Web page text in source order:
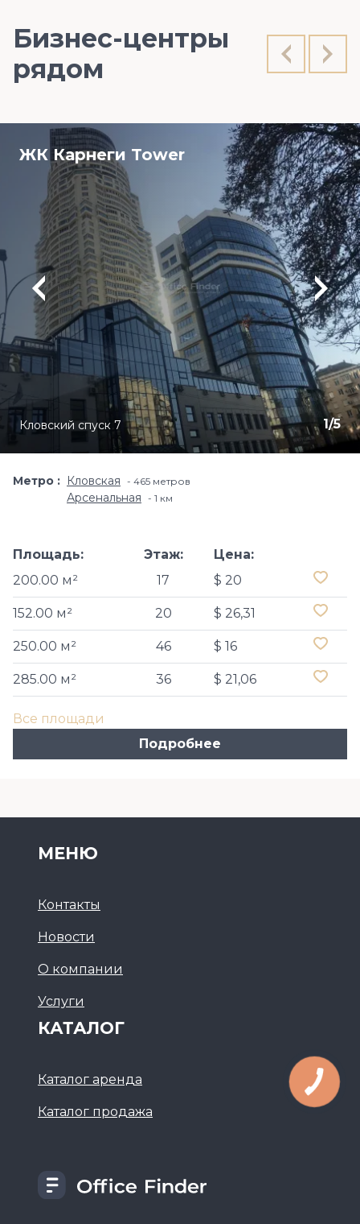
Бизнес-центры
рядом
ЖК Карнеги Tower
1/5
Кловский спуск 7
Метро Кловская 465 метров
Арсенальная 1 км
Площадь:
200.00 м²
Этаж:
17
Цена:
$ 20
152.00 м² 20 $ 26,31
250.00 м² 46 $ 16
285.00 м² 36 $ 21,06
Все площади
Подробнее
МЕНЮ
Контакты
Новости
О компании
Услуги
КАТАЛОГ
Каталог аренда
Каталог продажа